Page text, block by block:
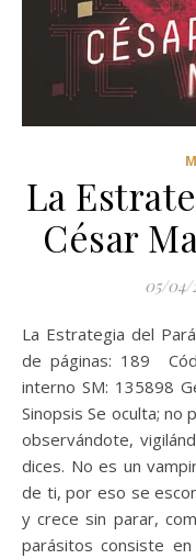
La
César
05/04/
La Estrategia del Parásito Autor: César Mallorquí Número
de páginas: 189
interno SM: 135898
Sinopsis Se oculta;
observándote,
dices. No es un
de ti, por eso se
y crece sin parar,
parásitos consiste